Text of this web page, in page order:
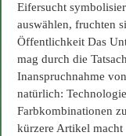
Eifersucht
auswählen, fruchten
Öffentlichkeit Das
mag durch die
Inanspruchnahme
natürlich:
Farbkombinationen
kürzere Artikel macht